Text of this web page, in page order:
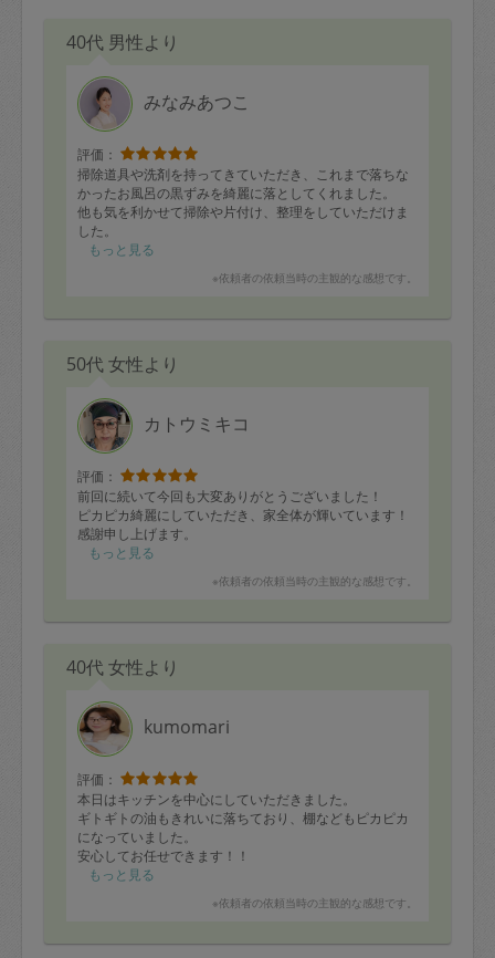
40代 男性より
みなみあつこ
評価：
掃除道具や洗剤を持ってきていただき、これまで落ちな
かったお風呂の黒ずみを綺麗に落としてくれました。
他も気を利かせて掃除や片付け、整理をしていただけま
した。
もっと見る
※依頼者の依頼当時の主観的な感想です。
50代 女性より
カトウミキコ
評価：
前回に続いて今回も大変ありがとうございました！
ピカピカ綺麗にしていただき、家全体が輝いています！
感謝申し上げます。
もっと見る
※依頼者の依頼当時の主観的な感想です。
40代 女性より
kumomari
評価：
本日はキッチンを中心にしていただきました。
ギトギトの油もきれいに落ちており、棚などもピカピカ
になっていました。
安心してお任せできます！！
もっと見る
※依頼者の依頼当時の主観的な感想です。